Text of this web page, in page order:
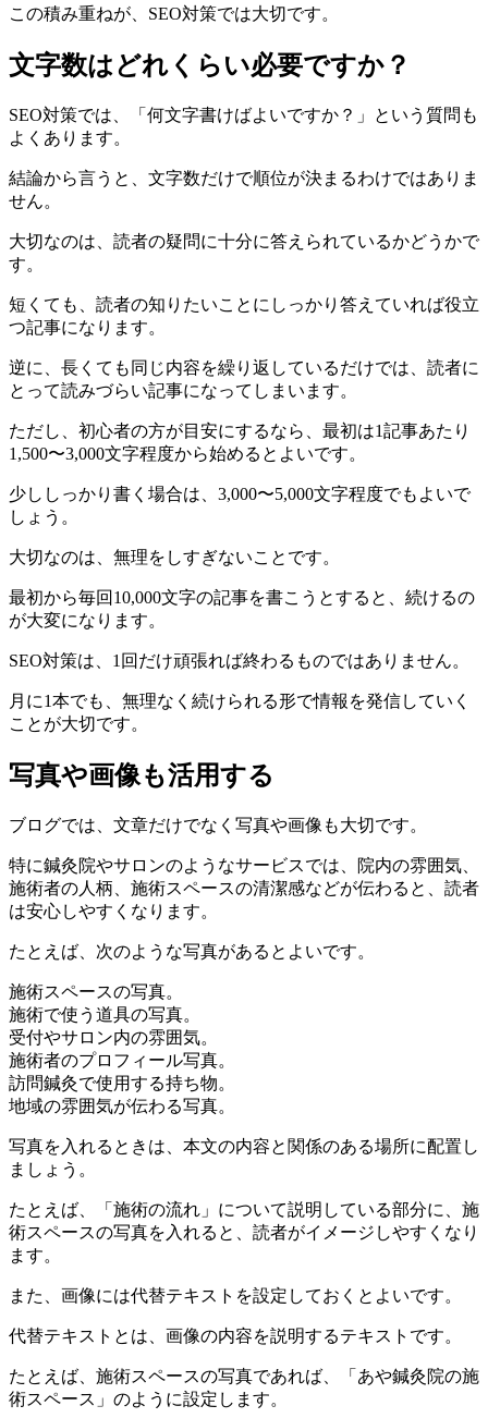
この積み重ねが、SEO対策では大切です。
文字数はどれくらい必要ですか？
SEO対策では、「何文字書けばよいですか？」という質問も
よくあります。
結論から言うと、文字数だけで順位が決まるわけではありま
せん。
大切なのは、読者の疑問に十分に答えられているかどうかで
す。
短くても、読者の知りたいことにしっかり答えていれば役立
つ記事になります。
逆に、長くても同じ内容を繰り返しているだけでは、読者に
とって読みづらい記事になってしまいます。
ただし、初心者の方が目安にするなら、最初は1記事あたり
1,500〜3,000文字程度から始めるとよいです。
少ししっかり書く場合は、3,000〜5,000文字程度でもよいで
しょう。
大切なのは、無理をしすぎないことです。
最初から毎回10,000文字の記事を書こうとすると、続けるの
が大変になります。
SEO対策は、1回だけ頑張れば終わるものではありません。
月に1本でも、無理なく続けられる形で情報を発信していく
ことが大切です。
写真や画像も活用する
ブログでは、文章だけでなく写真や画像も大切です。
特に鍼灸院やサロンのようなサービスでは、院内の雰囲気、
施術者の人柄、施術スペースの清潔感などが伝わると、読者
は安心しやすくなります。
たとえば、次のような写真があるとよいです。
施術スペースの写真。
施術で使う道具の写真。
受付やサロン内の雰囲気。
施術者のプロフィール写真。
訪問鍼灸で使用する持ち物。
地域の雰囲気が伝わる写真。
写真を入れるときは、本文の内容と関係のある場所に配置し
ましょう。
たとえば、「施術の流れ」について説明している部分に、施
術スペースの写真を入れると、読者がイメージしやすくなり
ます。
また、画像には代替テキストを設定しておくとよいです。
代替テキストとは、画像の内容を説明するテキストです。
たとえば、施術スペースの写真であれば、「あや鍼灸院の施
術スペース」のように設定します。